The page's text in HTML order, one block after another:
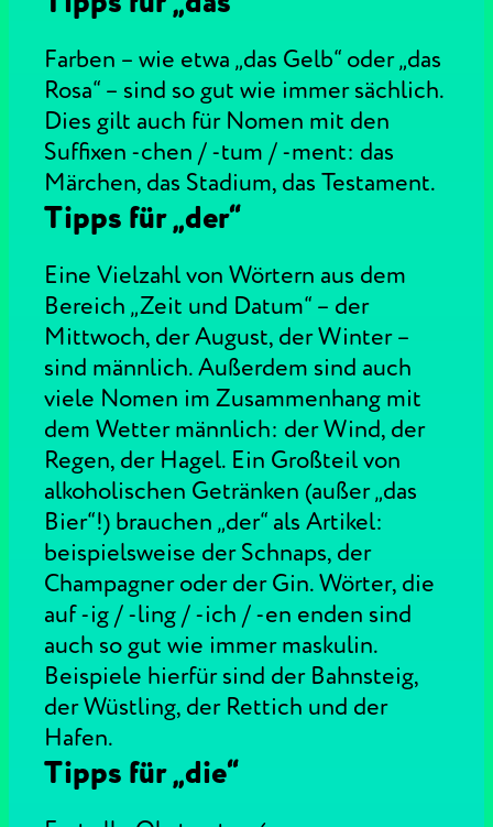
Farben – wie etwa „das Gelb“ oder „das
Rosa“ – sind so gut wie immer sächlich.
Dies gilt auch für Nomen mit den
Suffixen -chen / -tum / -ment: das
Märchen, das Stadium, das Testament.
Tipps für „der“
Eine Vielzahl von Wörtern aus dem
Bereich „Zeit und Datum“ – der
Mittwoch, der August, der Winter –
sind männlich. Außerdem sind auch
viele Nomen im Zusammenhang mit
dem Wetter männlich: der Wind, der
Regen, der Hagel. Ein Großteil von
alkoholischen Getränken (außer „das
Bier“!) brauchen „der“ als Artikel:
beispielsweise der Schnaps, der
Champagner oder der Gin. Wörter, die
auf -ig / -ling / -ich / -en enden sind
auch so gut wie immer maskulin.
Beispiele hierfür sind der Bahnsteig,
der Wüstling, der Rettich und der
Hafen.
Tipps für „die“